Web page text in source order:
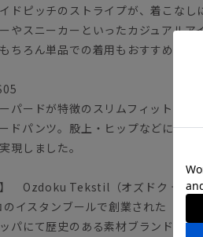
ドピッチのストライプが、着こな
やスニーカーといったカジュアル
ちろん単品での着用もおすすめで
パードが特徴のスリムフィットモデ
ドパンツ。股上・ヒップなどにゆ
現しました。
】 Ozdoku Tekstil（オズドク テキ
のイスタンブールで創業された『
パにて歴史のある素材ブランドの一